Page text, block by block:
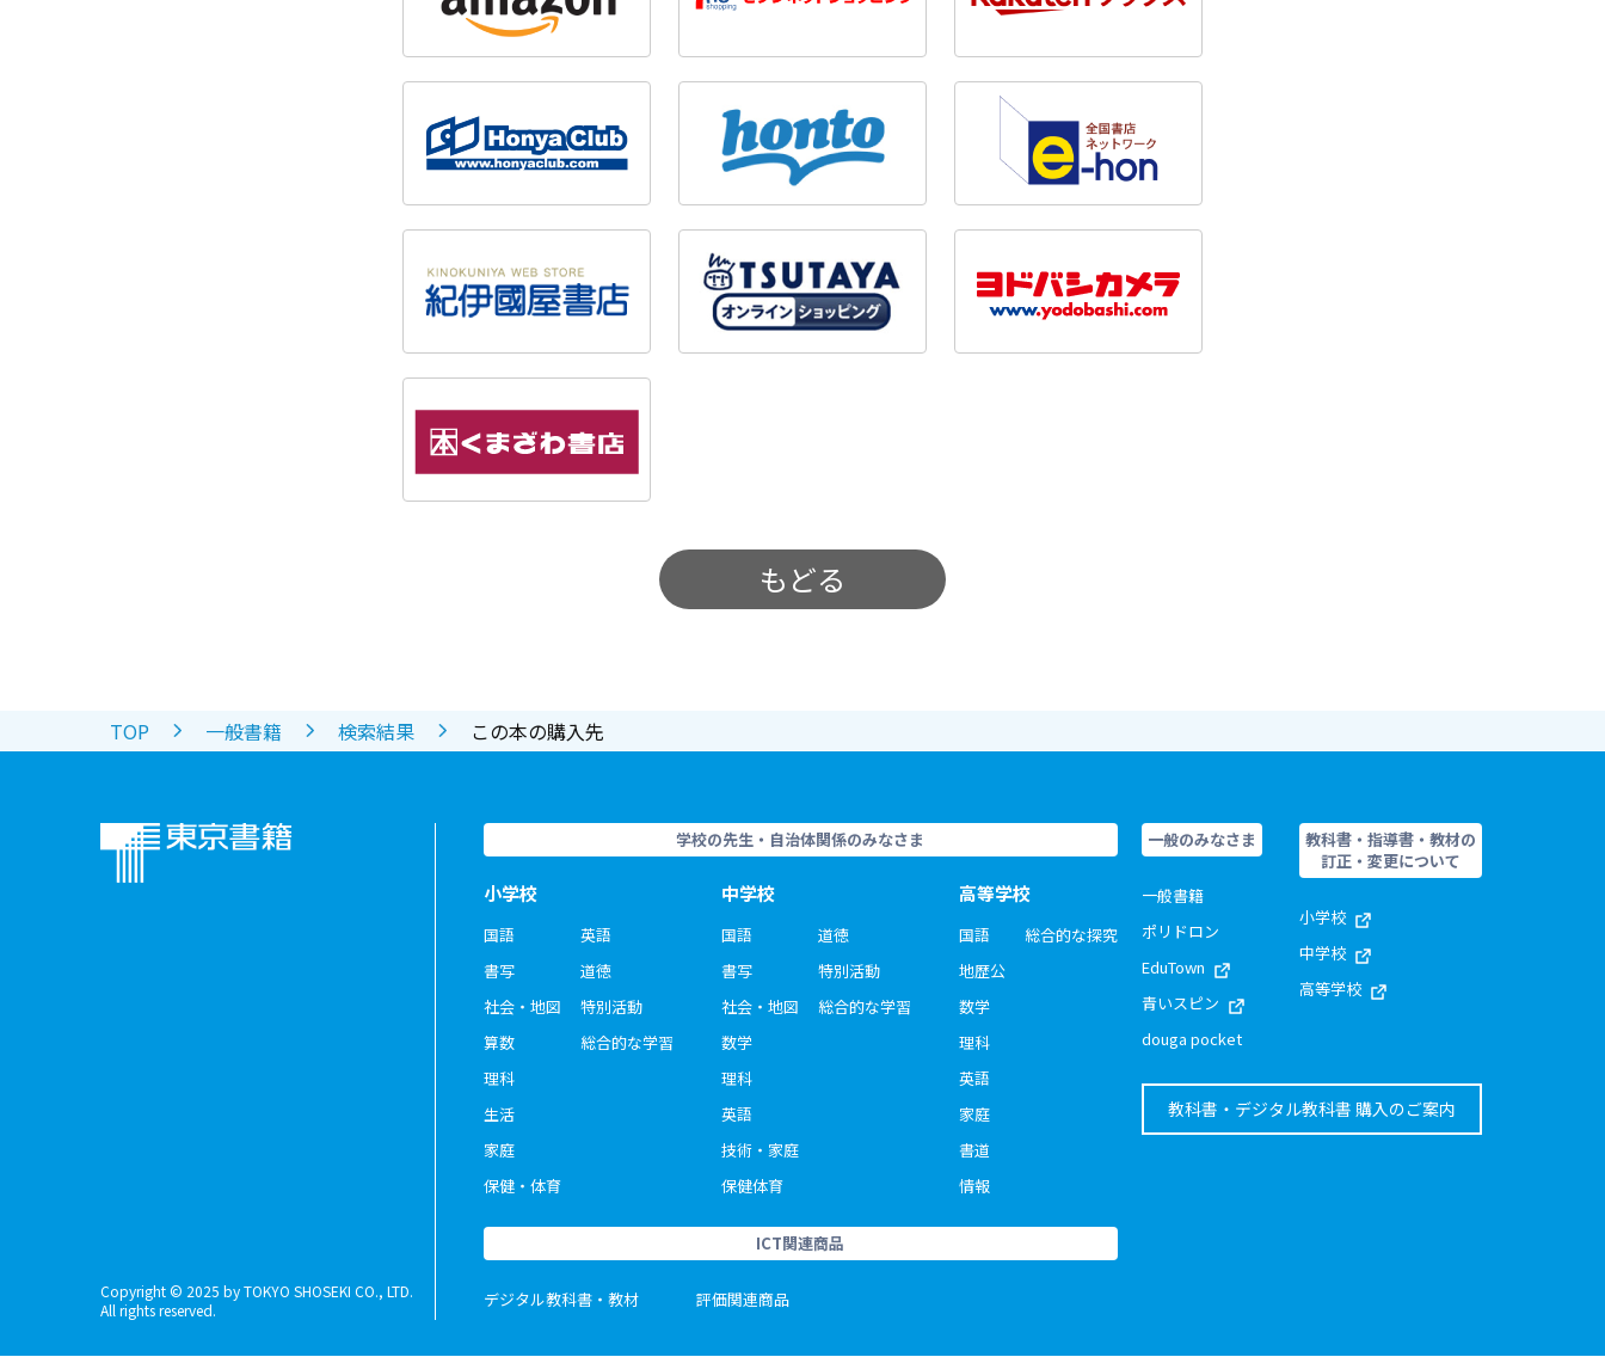
もどる
TOP 一般書籍 検索結果 この本の購入先
Copyright © 2025 by TOKYO SHOSEKI CO., LTD.
All rights reserved.
学校の先生・自治体関係のみなさま
小学校
国語
書写
社会・地図
算数
理科
生活
家庭
保健・体育
英語
道徳
特別活動
総合的な学習
中学校
国語
書写
社会・地図
数学
理科
英語
技術・家庭
保健体育
道徳
特別活動
総合的な学習
高等学校
国語
地歴公
数学
理科
英語
家庭
書道
情報
総合的な探究
ICT関連商品
デジタル教科書・教材 評価関連商品
一般のみなさま
一般書籍
ポリドロン
EduTown
青いスピン
douga pocket
教科書・指導書・教材の
訂正・変更について
小学校
中学校
高等学校
教科書・デジタル教科書 購入のご案内